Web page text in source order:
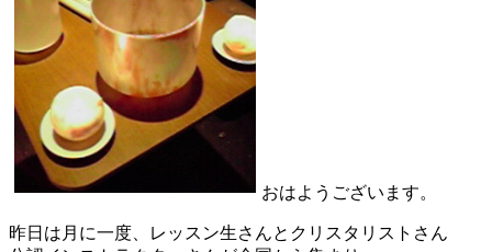
おはようございます。
昨日は月に一度、レッスン生さんとクリスタリストさん